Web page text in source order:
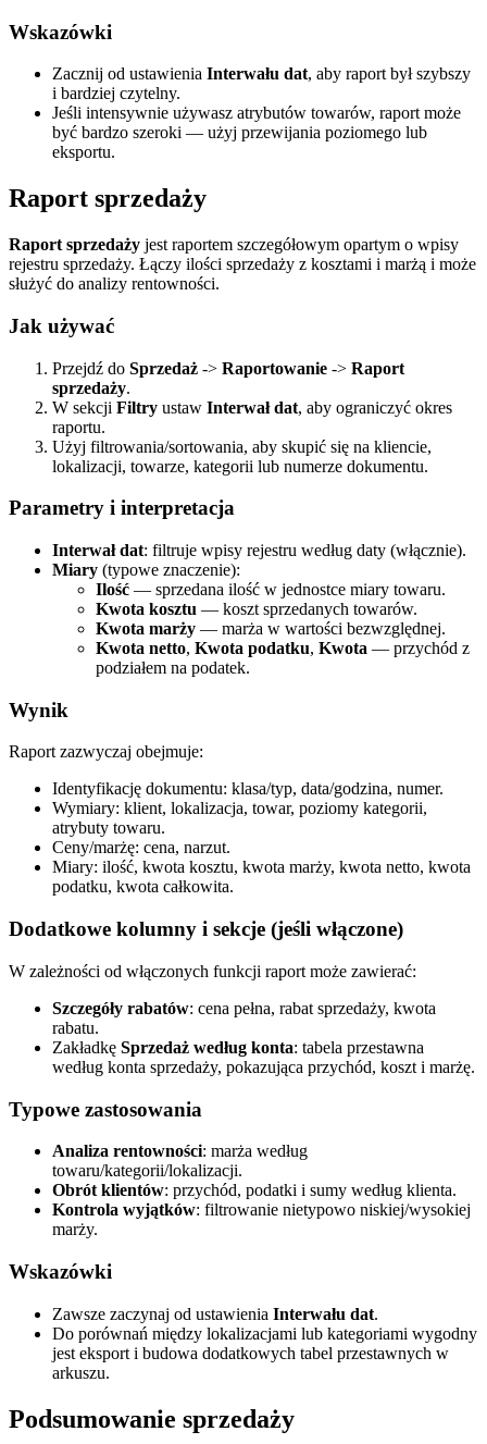
Wskazówki
Zacznij od ustawienia Interwału dat, aby raport był szybszy
i bardziej czytelny.
Jeśli intensywnie używasz atrybutów towarów, raport może
być bardzo szeroki — użyj przewijania poziomego lub
eksportu.
Raport sprzedaży
Raport sprzedaży jest raportem szczegółowym opartym o wpisy
rejestru sprzedaży. Łączy ilości sprzedaży z kosztami i marżą i może
służyć do analizy rentowności.
Jak używać
Przejdź do Sprzedaż -> Raportowanie -> Raport
sprzedaży.
W sekcji Filtry ustaw Interwał dat, aby ograniczyć okres
raportu.
Użyj filtrowania/sortowania, aby skupić się na kliencie,
lokalizacji, towarze, kategorii lub numerze dokumentu.
Parametry i interpretacja
Interwał dat: filtruje wpisy rejestru według daty (włącznie).
Miary (typowe znaczenie):
Ilość — sprzedana ilość w jednostce miary towaru.
Kwota kosztu — koszt sprzedanych towarów.
Kwota marży — marża w wartości bezwzględnej.
Kwota netto, Kwota podatku, Kwota — przychód z
podziałem na podatek.
Wynik
Raport zazwyczaj obejmuje:
Identyfikację dokumentu: klasa/typ, data/godzina, numer.
Wymiary: klient, lokalizacja, towar, poziomy kategorii,
atrybuty towaru.
Ceny/marżę: cena, narzut.
Miary: ilość, kwota kosztu, kwota marży, kwota netto, kwota
podatku, kwota całkowita.
Dodatkowe kolumny i sekcje (jeśli włączone)
W zależności od włączonych funkcji raport może zawierać:
Szczegóły rabatów: cena pełna, rabat sprzedaży, kwota
rabatu.
Zakładkę Sprzedaż według konta: tabela przestawna
według konta sprzedaży, pokazująca przychód, koszt i marżę.
Typowe zastosowania
Analiza rentowności: marża według
towaru/kategorii/lokalizacji.
Obrót klientów: przychód, podatki i sumy według klienta.
Kontrola wyjątków: filtrowanie nietypowo niskiej/wysokiej
marży.
Wskazówki
Zawsze zaczynaj od ustawienia Interwału dat.
Do porównań między lokalizacjami lub kategoriami wygodny
jest eksport i budowa dodatkowych tabel przestawnych w
arkuszu.
Podsumowanie sprzedaży